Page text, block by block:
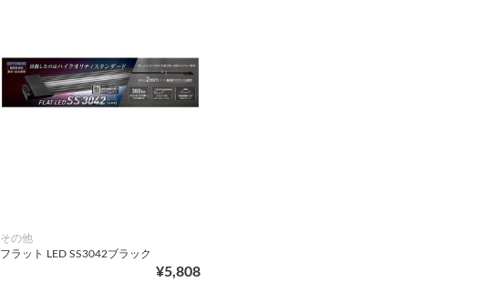
その他
フラット LED SS3042ブラック
¥5,808